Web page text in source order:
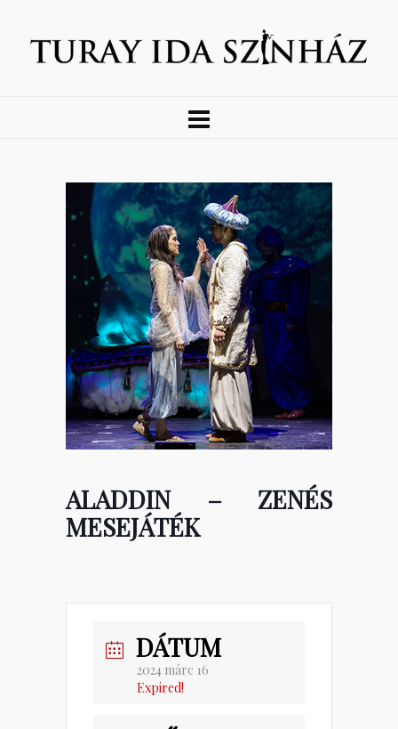
ALADDIN – ZENÉS
MESEJÁTÉK
DÁTUM
2024 márc 16
Expired!